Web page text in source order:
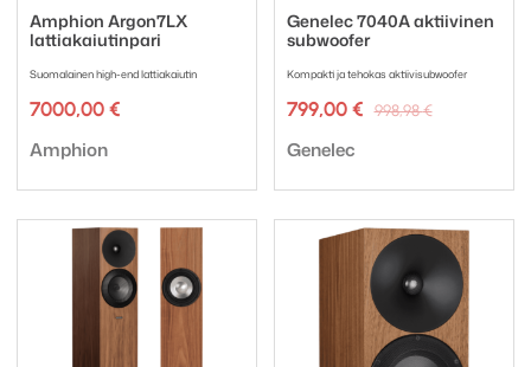
Amphion Argon7LX
lattiakaiutinpari
Suomalainen high-end lattiakaiutin
7000,00 €
Tuotemerkki:
Amphion
Genelec 7040A aktiivinen
subwoofer
Kompakti ja tehokas aktiivisubwoofer
998,98€
799,00 €
Nykyinen
Tuotemerkki:
Genelec